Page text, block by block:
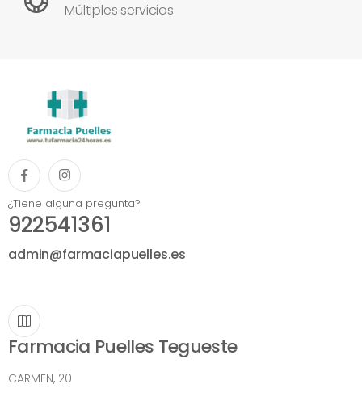
Múltiples servicios
¿Tiene alguna pregunta?
922541361
admin@farmaciapuelles.es
Farmacia Puelles Tegueste
CARMEN, 20